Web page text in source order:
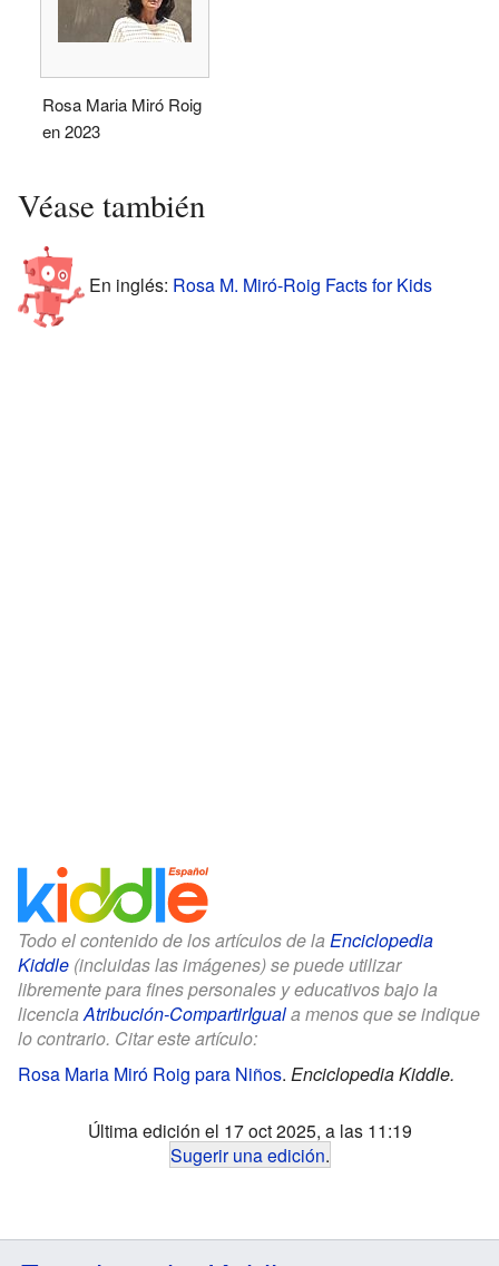
Rosa Maria Miró Roig
en 2023
Véase también
En inglés: Rosa M. Miró-Roig Facts for Kids
Todo el contenido de los artículos de la Enciclopedia
Kiddle (incluidas las imágenes) se puede utilizar
libremente para fines personales y educativos bajo la
licenciaAtribución-CompartirIguala menos que se indique
lo contrario. Citar este artículo:
Rosa Maria Miró Roig para Niños. Enciclopedia Kiddle.
Última edición el 17 oct 2025, a las 11:19
Sugerir una edición.